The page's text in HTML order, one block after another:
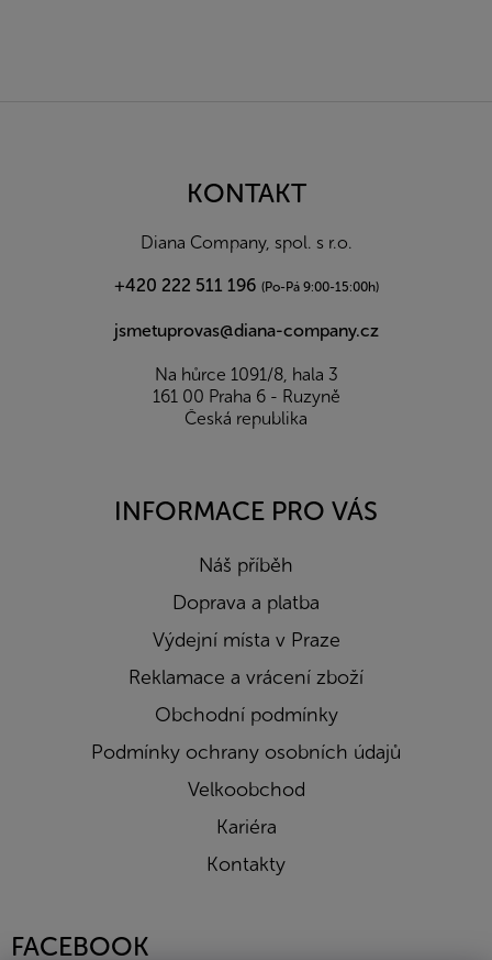
KONTAKT
Diana Company, spol. s r.o.
+420 222 511 196 (Po-Pá 9:00-15:00h)
jsmetuprovas@diana-company.cz
Na hůrce 1091/8, hala 3
161 00 Praha 6 - Ruzyně
Česká republika
INFORMACE PRO VÁS
Náš příběh
Doprava a platba
Výdejní místa v Praze
Reklamace a vrácení zboží
Obchodní podmínky
Podmínky ochrany osobních údajů
Velkoobchod
Kariéra
Kontakty
FACEBOOK